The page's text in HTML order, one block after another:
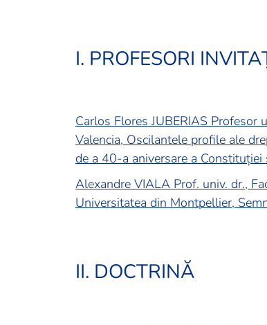
I. PROFESORI
Carlos Flores JUBERIAS Profesor
Valencia, Oscilantele profile ale
de a 40-a aniversare a
Alexandre VIALA Prof. univ. dr.,
Universitatea din Montpellier,
II. DOCTRINĂ